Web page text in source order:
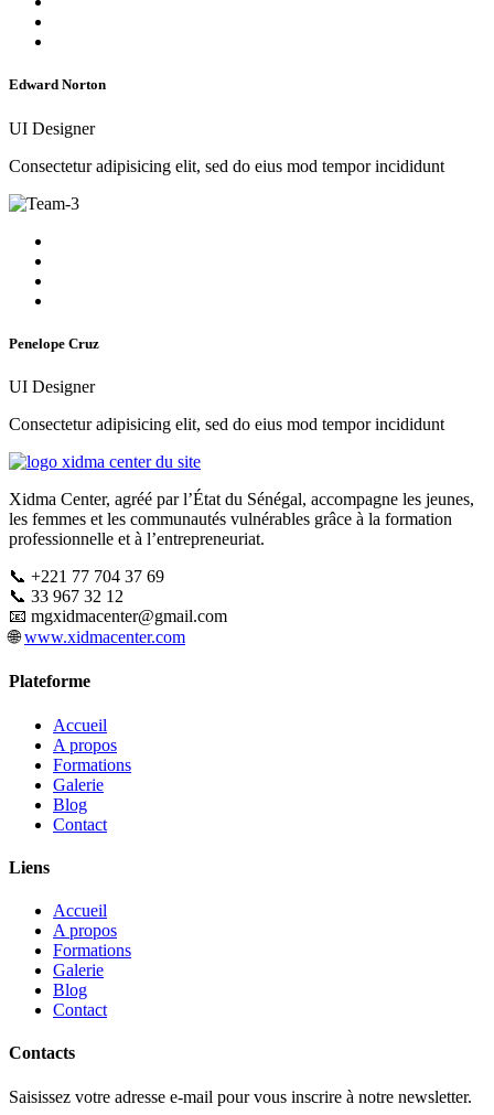
Edward Norton
UI Designer
Consectetur adipisicing elit, sed do eius mod tempor incididunt
Penelope Cruz
UI Designer
Consectetur adipisicing elit, sed do eius mod tempor incididunt
Xidma Center, agréé par l’État du Sénégal, accompagne les jeunes,
les femmes et les communautés vulnérables grâce à la formation
professionnelle et à l’entrepreneuriat.
📞 +221 77 704 37 69
📞 33 967 32 12
📧 mgxidmacenter@gmail.com
🌐www.xidmacenter.com
Plateforme
Accueil
A propos
Formations
Galerie
Blog
Contact
Liens
Accueil
A propos
Formations
Galerie
Blog
Contact
Contacts
Saisissez votre adresse e-mail pour vous inscrire à notre newsletter.